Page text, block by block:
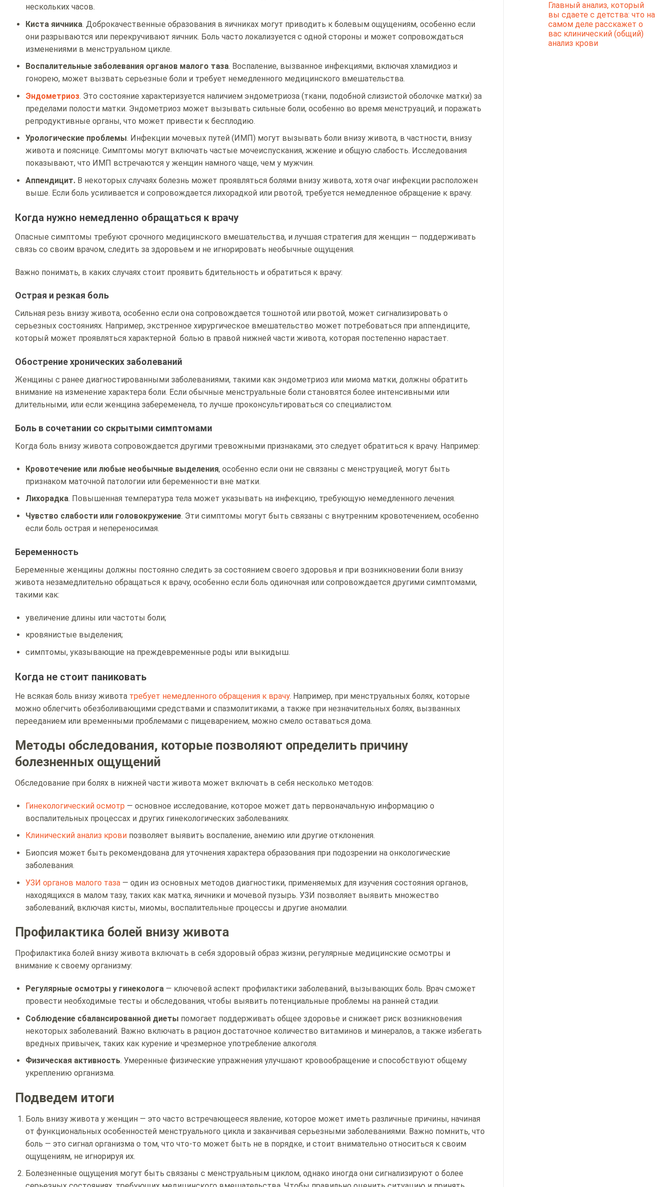
нескольких часов.
Киста яичника. Доброкачественные образования в яичниках могут приводить к болевым ощущениям, особенно если
они разрываются или перекручивают яичник. Боль часто локализуется с одной стороны и может сопровождаться
изменениями в менструальном цикле.
Воспалительные заболевания органов малого таза. Воспаление, вызванное инфекциями, включая хламидиоз и
гонорею, может вызвать серьезные боли и требует немедленного медицинского вмешательства.
Эндометриоз. Это состояние характеризуется наличием эндометриоза (ткани, подобной слизистой оболочке матки) за
пределами полости матки. Эндометриоз может вызывать сильные боли, особенно во время менструаций, и поражать
репродуктивные органы, что может привести к бесплодию.
Урологические проблемы. Инфекции мочевых путей (ИМП) могут вызывать боли внизу живота, в частности, внизу
живота и пояснице. Симптомы могут включать частые мочеиспускания, жжение и общую слабость. Исследования
показывают, что ИМП встречаются у женщин намного чаще, чем у мужчин.
Аппендицит.В некоторых случаях болезнь может проявляться болями внизу живота, хотя очаг инфекции расположен
выше. Если боль усиливается и сопровождается лихорадкой или рвотой, требуется немедленное обращение к врачу.
Когда нужно немедленно обращаться к врачу
Опасные симптомы требуют срочного медицинского вмешательства, и лучшая стратегия для женщин — поддерживать
связь со своим врачом, следить за здоровьем и не игнорировать необычные ощущения.
Важно понимать, в каких случаях стоит проявить бдительность и обратиться к врачу:
Острая и резкая боль
Сильная резь внизу живота, особенно если она сопровождается тошнотой или рвотой, может сигнализировать о
серьезных состояниях. Например, экстренное хирургическое вмешательство может потребоваться при аппендиците,
который может проявляться характерной болью в правой нижней части живота, которая постепенно нарастает.
Обострение хронических заболеваний
Женщины с ранее диагностированными заболеваниями, такими как эндометриоз или миома матки, должны обратить
внимание на изменение характера боли. Если обычные менструальные боли становятся более интенсивными или
длительными, или если женщина забеременела, то лучше проконсультироваться со специалистом.
Боль в сочетании со скрытыми симптомами
Когда боль внизу живота сопровождается другими тревожными признаками, это следует обратиться к врачу. Например:
Кровотечение или любые необычные выделения, особенно если они не связаны с менструацией, могут быть
признаком маточной патологии или беременности вне матки.
Лихорадка. Повышенная температура тела может указывать на инфекцию, требующую немедленного лечения.
Чувство слабости или головокружение. Эти симптомы могут быть связаны с внутренним кровотечением, особенно
если боль острая и непереносимая.
Беременность
Беременные женщины должны постоянно следить за состоянием своего здоровья и при возникновении боли внизу
живота незамедлительно обращаться к врачу, особенно если боль одиночная или сопровождается другими симптомами,
такими как:
увеличение длины или частоты боли;
кровянистые выделения;
симптомы, указывающие на преждевременные роды или выкидыш.
Когда не стоит паниковать
Не всякая боль внизу живота требует немедленного обращения к врачу. Например, при менструальных болях, которые
можно облегчить обезболивающими средствами и спазмолитиками, а также при незначительных болях, вызванных
перееданием или временными проблемами с пищеварением, можно смело оставаться дома.
Методы обследования, которые позволяют определить причину
болезненных ощущений
Обследование при болях в нижней части живота может включать в себя несколько методов:
Гинекологический осмотр — основное исследование, которое может дать первоначальную информацию о
воспалительных процессах и других гинекологических заболеваниях.
Клинический анализ кровипозволяет выявить воспаление, анемию или другие отклонения.
Биопсия может быть рекомендована для уточнения характера образования при подозрении на онкологические
заболевания.
УЗИ органов малого таза— один из основных методов диагностики, применяемых для изучения состояния органов,
находящихся в малом тазу, таких как матка, яичники и мочевой пузырь. УЗИ позволяет выявить множество
заболеваний, включая кисты, миомы, воспалительные процессы и другие аномалии.
Профилактика болей внизу живота
Профилактика болей внизу живота включать в себя здоровый образ жизни, регулярные медицинские осмотры и
внимание к своему организму:
Регулярные осмотры у гинеколога— ключевой аспект профилактики заболеваний, вызывающих боль. Врач сможет
провести необходимые тесты и обследования, чтобы выявить потенциальные проблемы на ранней стадии.
Соблюдение сбалансированной диеты помогает поддерживать общее здоровье и снижает риск возникновения
некоторых заболеваний. Важно включать в рацион достаточное количество витаминов и минералов, а также избегать
вредных привычек, таких как курение и чрезмерное употребление алкоголя.
Физическая активность. Умеренные физические упражнения улучшают кровообращение и способствуют общему
укреплению организма.
Подведем итоги
Боль внизу живота у женщин — это часто встречающееся явление, которое может иметь различные причины, начиная
от функциональных особенностей менструального цикла и заканчивая серьезными заболеваниями. Важно помнить, что
боль — это сигнал организма о том, что что-то может быть не в порядке, и стоит внимательно относиться к своим
ощущениям, не игнорируя их.
Болезненные ощущения могут быть связаны с менструальным циклом, однако иногда они сигнализируют о более
Главный анализ, который
вы сдаете с детства: что на
самом деле расскажет о
вас клинический (общий)
анализ крови